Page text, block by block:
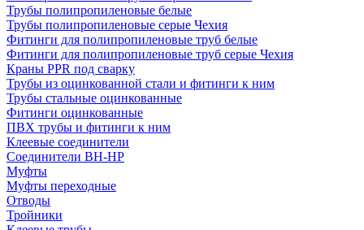
Трубы полипропиленовые белые
Трубы полипропиленовые серые Чехия
Фитинги для полипропиленовые труб белые
Фитинги для полипропиленовые труб серые Чехия
Краны PPR под сварку
Трубы из оцинкованной стали и фитинги к ним
Трубы стальные оцинкованные
Фитинги оцинкованные
ПВХ трубы и фитинги к ним
Клеевые соединители
Соединители ВН-НР
Муфты
Муфты переходные
Отводы
Тройники